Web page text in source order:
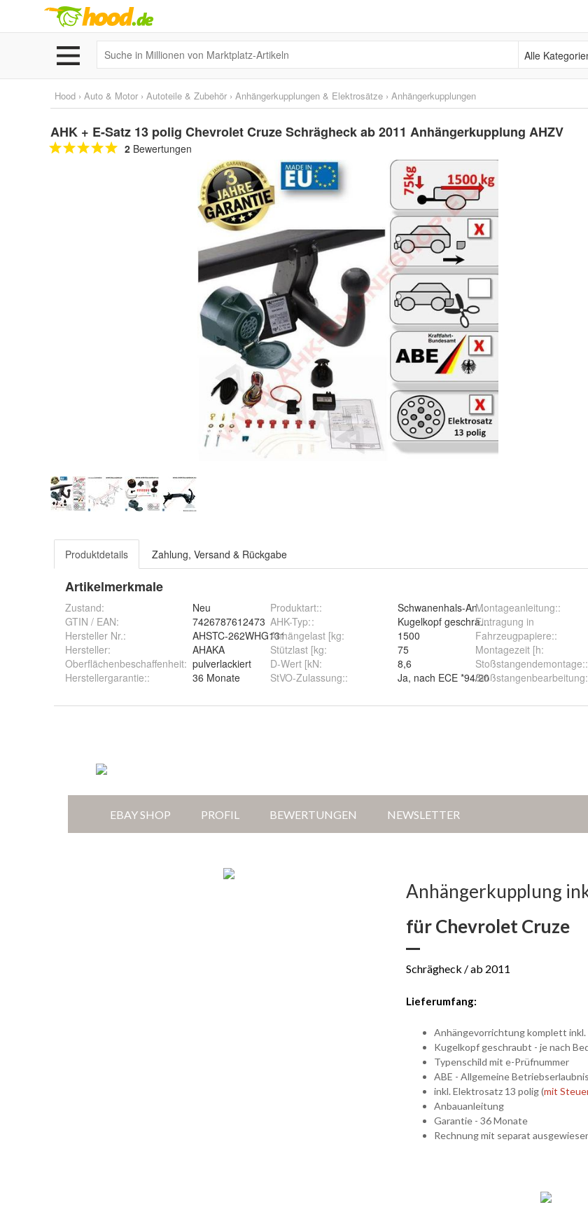
Alle Kategorien
Hood › Auto & Motor › Autoteile & Zubehör › Anhängerkupplungen & Elektrosätze › Anhängerkupplungen
AHK + E-Satz 13 polig Chevrolet Cruze Schrägheck ab 2011 Anhängerkupplung AHZV
2 Bewertungen
Produktdetails Zahlung, Versand & Rückgabe
Artikelmerkmale
Zustand:
Neu
GTIN / EAN:
7426787612473
Hersteller Nr.:
AHSTC-262WHG131
Hersteller:
AHAKA
Oberflächenbeschaffenheit: pulverlackiert
Herstellergarantie:: 36 Monate
Produktart::
Schwanenhals-Anhängerkupplun
AHK-Typ::
Kugelkopf geschraubt (starr)
Anhängelast [kg:
1500
Stützlast [kg:
75
D-Wert [kN:
8,6
StVO-Zulassung:: Ja, nach ECE *94/20
Montageanleitung::
Eintragung in
Fahrzeugpapiere::
Montagezeit [h:
Stoßstangendemontage::
Stoßstangenbearbeitung: